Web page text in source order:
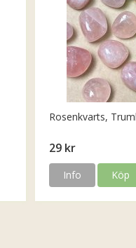
Rosenkvarts,
29 kr
Info Köp